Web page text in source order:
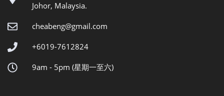
Johor, Malaysia.
cheabeng@gmail.com
+6019-7612824
9am - 5pm (星期一至六)